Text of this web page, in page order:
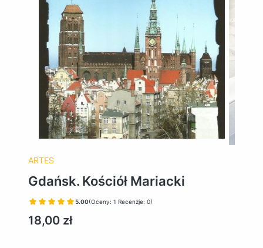
ARTES
Gdańsk. Kościół Mariacki
5.00(Oceny: 1 Recenzje: 0)
Cena
18,00 zł